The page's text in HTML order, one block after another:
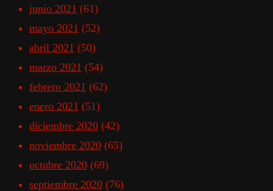
junio 2021 (61)
mayo 2021 (52)
abril 2021 (50)
marzo 2021 (54)
febrero 2021 (62)
enero 2021 (51)
diciembre 2020 (42)
noviembre 2020 (65)
octubre 2020 (69)
septiembre 2020 (76)